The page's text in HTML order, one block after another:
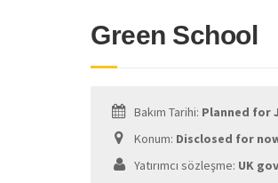
Green School
Bakım Tarihi: Planned for
Konum: Disclosed for
Yatırımcı sözleşme: UK